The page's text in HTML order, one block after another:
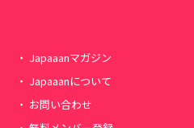
Japaaanマガジン
Japaaanについて
お問い合わせ